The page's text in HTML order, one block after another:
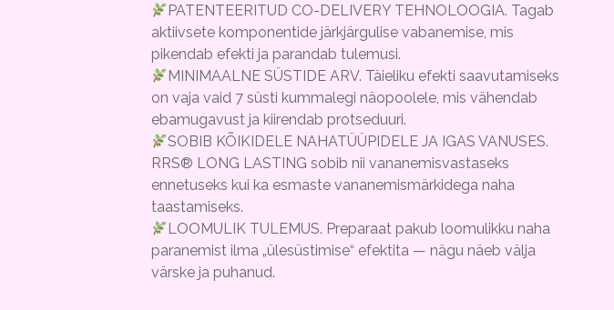
PATENTEERITUD CO-DELIVERY TEHNOLOOGIA. Tagab
aktiivsete komponentide järkjärgulise vabanemise, mis
pikendab efekti ja parandab tulemusi.
MINIMAALNE SÜSTIDE ARV. Täieliku efekti saavutamiseks
on vaja vaid 7 süsti kummalegi näopoolele, mis vähendab
ebamugavust ja kiirendab protseduuri.
SOBIB KÕIKIDELE NAHATÜÜPIDELE JA IGAS VANUSES.
RRS® LONG LASTING sobib nii vananemisvastaseks
ennetuseks kui ka esmaste vananemismärkidega naha
taastamiseks.
LOOMULIK TULEMUS. Preparaat pakub loomulikku naha
paranemist ilma „ülesüstimise“ efektita — nägu näeb välja
värske ja puhanud.